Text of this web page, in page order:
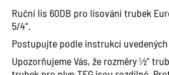
Ruční lis 60DB pro lisování trubek
5/4“.
Postupujte podle instrukcí
Upozorňujeme Vás, že rozměry ½“